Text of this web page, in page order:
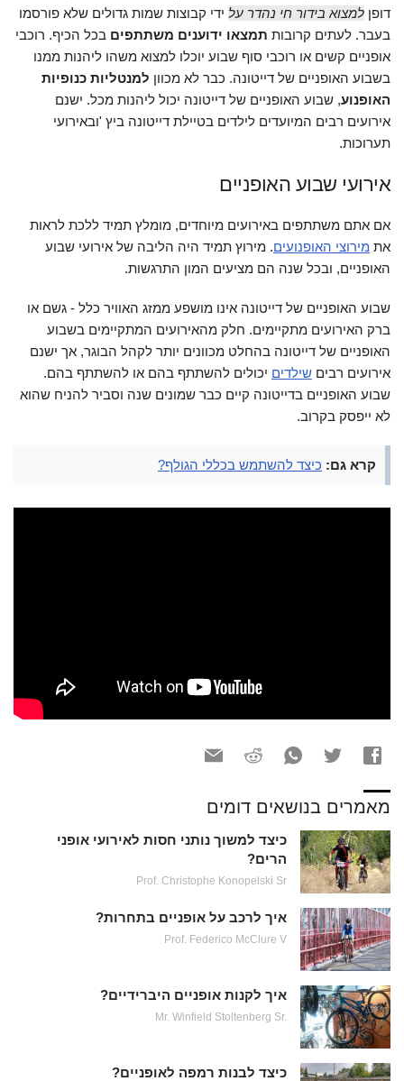
דופן למצוא בידור חי נהדר על ידי קבוצות שמות גדולים שלא פורסמו
בעבר. לעתים קרובות תמצאו ידוענים משתתפים בכל הכיף. רוכבי
אופניים קשים או רוכבי סוף שבוע יוכלו למצוא משהו ליהנות ממנו
בשבוע האופניים של דייטונה. כבר לא מכוון למנטליות כנופיות
האופנוע, שבוע האופניים של דייטונה יכול ליהנות מכל. ישנם
אירועים רבים המיועדים לילדים בטיילת דייטונה ביץ 'ובאירועי
תערוכות.
אירועי שבוע האופניים
אם אתם משתתפים באירועים מיוחדים, מומלץ תמיד ללכת לראות
את מירוצי האופנועים. מירוץ תמיד היה הליבה של אירועי שבוע
האופניים, ובכל שנה הם מציעים המון התרגשות.
שבוע האופניים של דייטונה אינו מושפע ממזג האוויר כלל - גשם או
ברק האירועים מתקיימים. חלק מהאירועים המתקיימים בשבוע
האופניים של דייטונה בהחלט מכוונים יותר לקהל הבוגר, אך ישנם
אירועים רבים שילדים יכולים להשתתף בהם או להשתתף בהם.
שבוע האופניים בדייטונה קיים כבר שמונים שנה וסביר להניח שהוא
לא ייפסק בקרוב.
קרא גם: כיצד להשתמש בכללי הגולף?
מאמרים בנושאים דומים
כיצד למשוך נותני חסות לאירועי אופני
הרים?
Prof. Christophe Konopelski Sr
איך לרכב על אופניים בתחרות?
Prof. Federico McClure V
איך לקנות אופניים היברידיים?
Mr. Winfield Stoltenberg Sr.
כיצד לבנות רמפה לאופניים?